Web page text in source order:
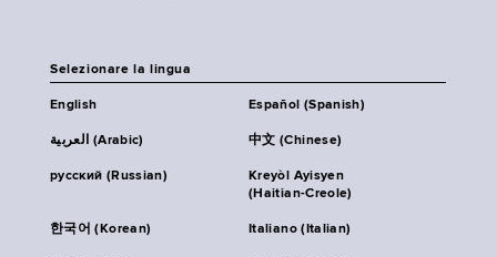
Selezionare la lingua
English Español (Spanish)
العربية (Arabic) 中文 (Chinese)
русский (Russian)
Kreyòl Ayisyen
(Haitian-Creole)
한국어 (Korean) Italiano (Italian)